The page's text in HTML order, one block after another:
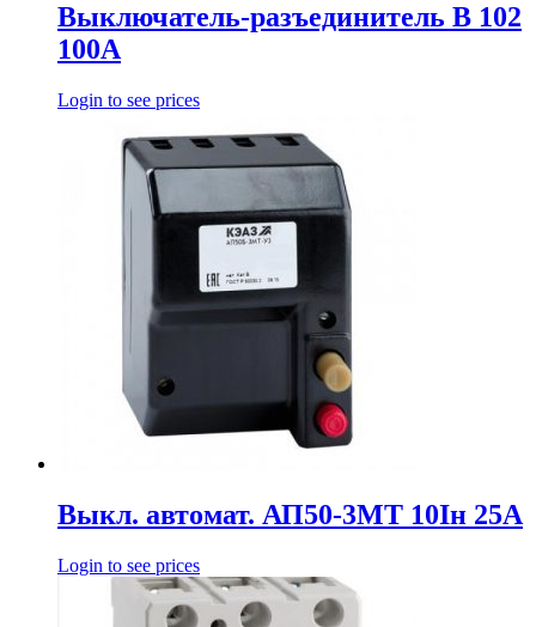
Выключатель-разъединитель В 102
100А
Login to see prices
Выкл. автомат. АП50-3МТ 10Iн 25А
Login to see prices